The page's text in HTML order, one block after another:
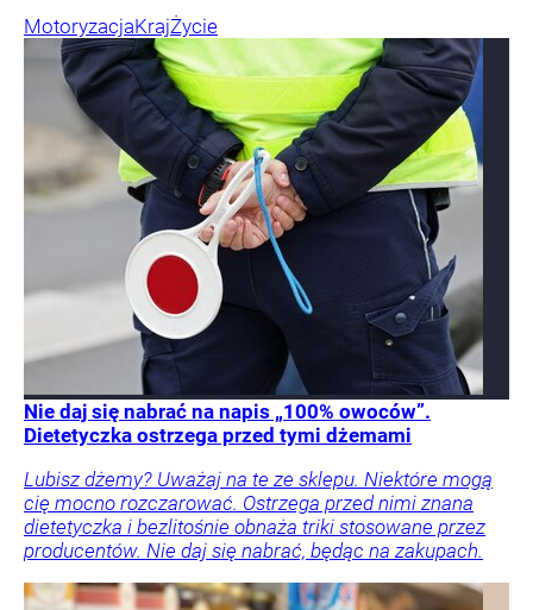
MotoryzacjaKrajŻycie
Nie daj się nabrać na napis „100% owoców”.
Dietetyczka ostrzega przed tymi dżemami
Lubisz dżemy? Uważaj na te ze sklepu. Niektóre mogą
cię mocno rozczarować. Ostrzega przed nimi znana
dietetyczka i bezlitośnie obnaża triki stosowane przez
producentów. Nie daj się nabrać, będąc na zakupach.